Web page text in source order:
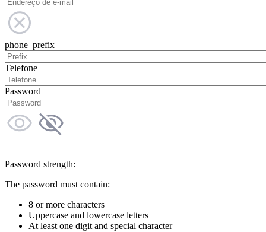
phone_prefix
Telefone
Password
Password strength:
The password must contain:
8 or more characters
Uppercase and lowercase letters
At least one digit and special character